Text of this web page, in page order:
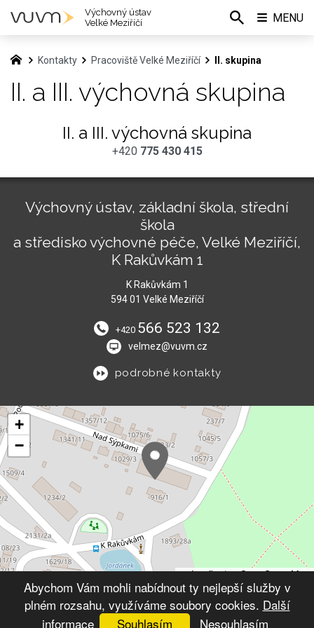
Kontakty Pracoviště Velké Meziříčí II. skupina
II. a III. výchovná skupina
II. a III. výchovná skupina
+420 775 430 415
Výchovný ústav, základní škola, střední
škola
a středisko výchovné péče, Velké Meziříčí,
K Rakůvkám 1
K Rakůvkám 1
594 01 Velké Meziříčí
+420 566 523 132
velmez@vuvm.cz
podrobné kontakty
+
−
Leaflet | © OpenStreetMap
© 2026 Výchovný ústav Velké Meziříčí
VYTVOŘIL XART.CZ
Výchovný ústav
Velké Meziříčí
MENU
Abychom Vám mohli nabídnout ty nejlepší služby v
plném rozsahu, využíváme soubory cookies. Další
informace
Souhlasím Nesouhlasím